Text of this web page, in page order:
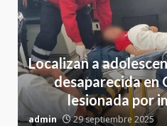
Localizan a
desaparecida en
lesionada por
admin 29 septiembre 2025